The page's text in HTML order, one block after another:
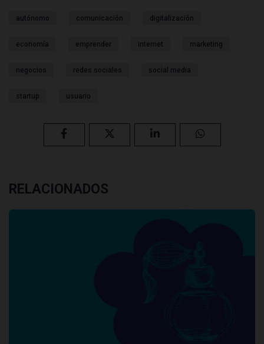
autónomo comunicación digitalización
economía emprender internet marketing
negocios redes sociales social media
startup usuario
RELACIONADOS